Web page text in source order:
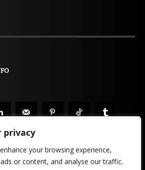
privacy
your browsing experience,
or content, and analyse our traffic.